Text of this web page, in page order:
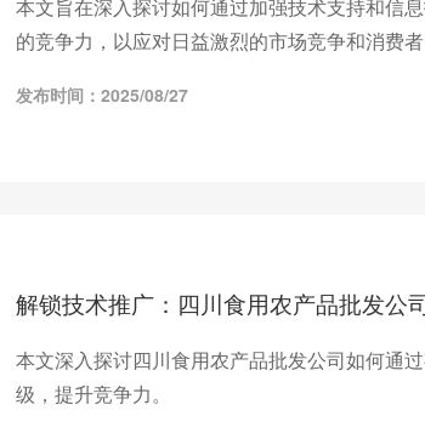
本文旨在深入探讨如何通过加强技术支持和信
的竞争力，以应对日益激烈的市场竞争和消费者
发布时间：2025/08/27
解锁技术推广：四川食用农产品批发公
本文深入探讨四川食用农产品批发公司如何通
级，提升竞争力。